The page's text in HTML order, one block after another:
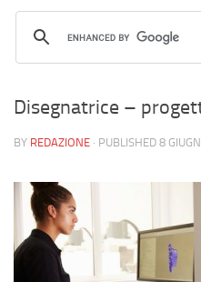
Disegnatrice –
BY REDAZIONE · PUBLISHED 8